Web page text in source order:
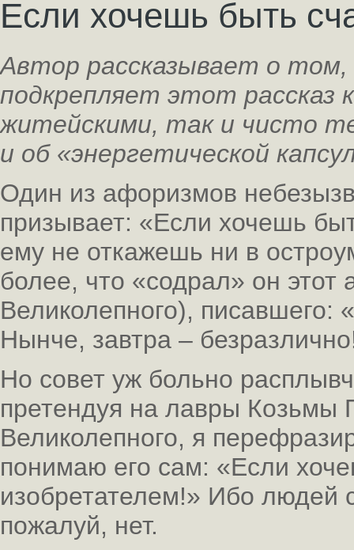
Если хочешь быть
Автор рассказывает о
подкрепляет этот рассказ
житейскими, так и чисто
и об «энергетической
Один из афоризмов
призывает: «Если хочешь
ему не откажешь ни в
более, что «содрал» он
Великолепного), писавшего:
Нынче, завтра –
Но совет уж больно
претендуя на лавры Козьмы
Великолепного, я
понимаю его сам: «Если
изобретателем!» Ибо людей
пожалуй, нет.